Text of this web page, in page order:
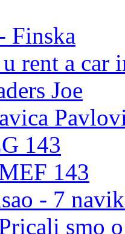
Finska
rent a car
Joe
143
143
- 7
smo